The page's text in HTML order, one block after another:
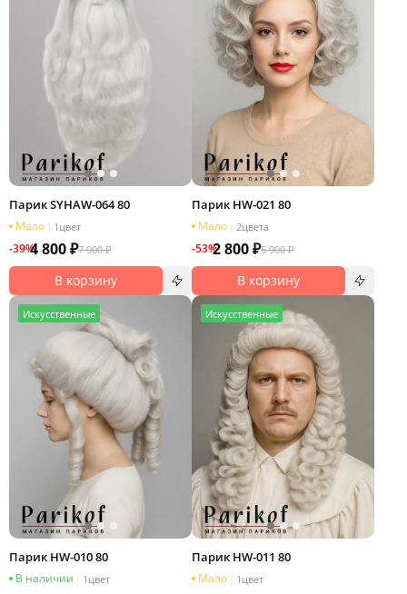
Парик SYHAW-064 80
Мало 1 цвет
-39%4 800 ₽7 900 ₽
В корзину
Парик HW-021 80
Мало 2цвета
-53%2 800 ₽5 900 ₽
В корзину
Искусственные
Парик HW-010 80
В наличии 1 цвет
Искусственные
Парик HW-011 80
Мало 1 цвет